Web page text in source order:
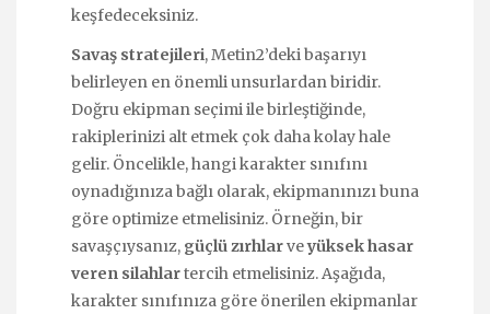
keşfedeceksiniz.
Savaş stratejileri, Metin2’deki başarıyı
belirleyen en önemli unsurlardan biridir.
Doğru ekipman seçimi ile birleştiğinde,
rakiplerinizi alt etmek çok daha kolay hale
gelir. Öncelikle, hangi karakter sınıfını
oynadığınıza bağlı olarak, ekipmanınızı buna
göre optimize etmelisiniz. Örneğin, bir
savaşçıysanız, güçlü zırhlarveyüksek hasar
veren silahlartercih etmelisiniz. Aşağıda,
karakter sınıfınıza göre önerilen ekipmanlar